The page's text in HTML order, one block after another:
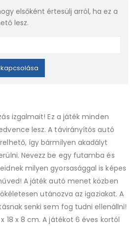
elsőként értesülj arról, ha ez a
lesz.
izgalmait! Ez a játék minden
lesz. A távirányítós autó
így bármilyen akadályt
Nevezz be egy futamba és
milyen gyorsasággal is képes
A játék autó menet közben
utánozva az igaziakat. A
senki sem fog tudni ellenállni!
18 x 8 cm. A játékot 6 éves kortól